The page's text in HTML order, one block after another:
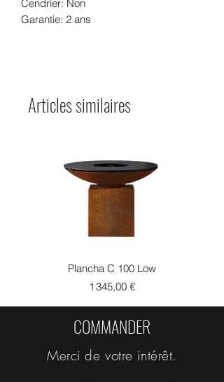
Cendrier: Non
Garantie: 2 ans
Articles similaires
Plancha C 100 Low
Prix
1 345,00 €
COMMANDER
Merci de votre intérêt.